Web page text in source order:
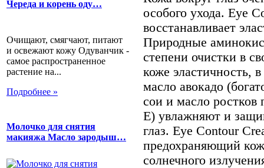
Череда и корень оду…
Очищают, смягчают, питают
и освежают кожу Одуванчик -
самое распространенное
растение на...
Подробнее »
Молочко для снятия
макияжа Масло зародыш…
особого ухода. Eye
восстанавливает
Природные
степени очистки в
коже эластичность,
масло авокадо
сои и масло
Е) увлажняют и
глаз. Eye Contour
предохраняющий
солнечного